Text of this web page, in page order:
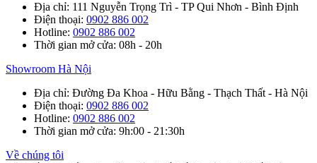
Địa chỉ: 111 Nguyễn Trọng Trì - TP Qui Nhơn - Bình Định
Điện thoại: 0902 886 002
Hotline: 0902 886 002
Thời gian mở cửa: 08h - 20h
Showroom Hà Nội
Địa chỉ: Đường Đa Khoa - Hữu Bằng - Thạch Thất - Hà Nội
Điện thoại: 0902 886 002
Hotline: 0902 886 002
Thời gian mở cửa: 9h:00 - 21:30h
Về chúng tôi